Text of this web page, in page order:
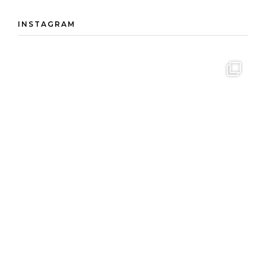
INSTAGRAM